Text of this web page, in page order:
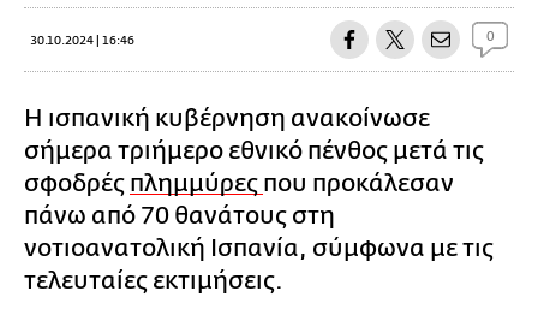
30.10.2024 | 16:46 0
Η ισπανική κυβέρνηση ανακοίνωσε
σήμερα τριήμερο εθνικό πένθος μετά τις
σφοδρές πλημμύρες που προκάλεσαν
πάνω από 70 θανάτους στη
νοτιοανατολική Ισπανία, σύμφωνα με τις
τελευταίες εκτιμήσεις.